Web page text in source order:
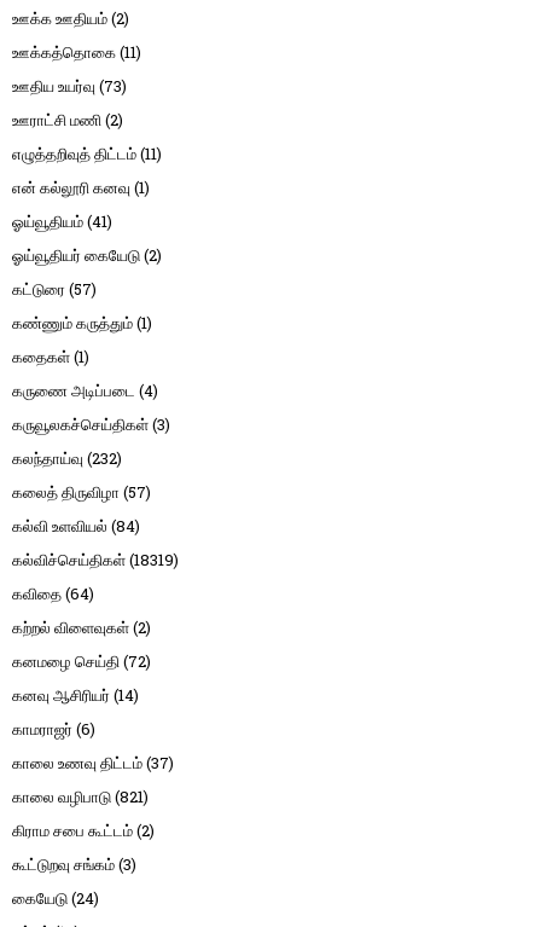
ஊக்க ஊதியம்(2)
ஊக்கத்தொகை(11)
ஊதிய உயர்வு (73)
ஊராட்சி மணி(2)
எழுத்தறிவுத் திட்டம்(11)
என் கல்லூரி கனவு (1)
ஓய்வூதியம்(41)
ஓய்வூதியர் கையேடு(2)
கட்டுரை (57)
கண்ணும் கருத்தும்(1)
கதைகள்(1)
கருணை அடிப்படை (4)
கருவூலகச்செய்திகள்(3)
கலந்தாய்வு (232)
கலைத் திருவிழா (57)
கல்வி உளவியல் (84)
கல்விச்செய்திகள்(18319)
கவிதை(64)
கற்றல் விளைவுகள்(2)
கனமழை செய்தி(72)
கனவு ஆசிரியர் (14)
காமராஜர் (6)
காலை உணவு திட்டம்(37)
காலை வழிபாடு(821)
கிராம சபை கூட்டம்(2)
கூட்டுறவு சங்கம்(3)
கையேடு(24)